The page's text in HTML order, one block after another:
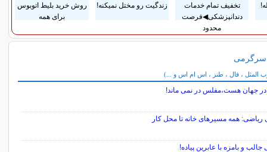
تخفیف تمام خدمات
دندانپزشکی◀فرصت
محدود
زندگیت رو مختل نمیکنه!
روش خرید بلیط اتوبوس
برای همه
سرگرمی
المثل ، فال ، طنز ، اس ام اس و ...)
در جهان هست،مفلس در نمی ماند!
ریاضی: همه مسیرهای خانه تا محل کار
و بامزه با عابرین پیاده!